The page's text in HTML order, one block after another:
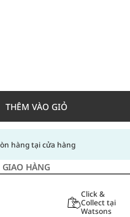
THÊM VÀO GIỎ
hàng tại cửa hàng
HÀNG
Click &
Collect tại
Watsons